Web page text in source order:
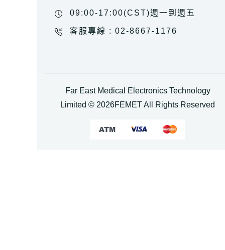
09:00-17:00(CST)週一到週五
客服專線 : 02-8667-1176
Far East Medical Electronics Technology
Limited © 2026FEMET All Rights Reserved